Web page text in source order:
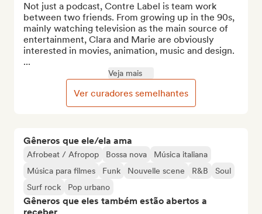
Gêneros que ele/ela ama
Afrobeat / Afropop Bossa nova
Música italiana
Música para filmes
Funk Nouvelle scene R&B
Soul
Surf rock
Pop urbano
Gêneros que eles também estão abertos a
Not just a podcast, Contre Label is team work
between two friends. From growing up in the 90s,
mainly watching television as the main source of
entertainment, Clara and Marie are obviously
interested in movies, animation, music and design.
...
Veja mais
Ver curadores semelhantes